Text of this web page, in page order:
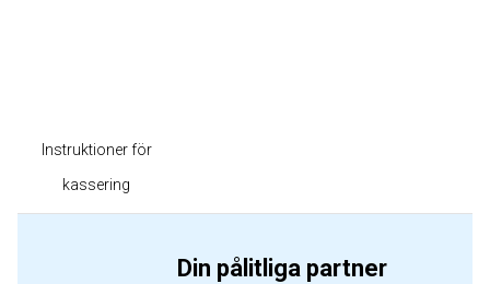
Instruktioner för
kassering
Din pålitliga partner